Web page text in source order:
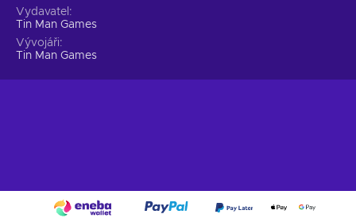
Vydavatel
Tin Man Games
Vývojáři
Tin Man Games